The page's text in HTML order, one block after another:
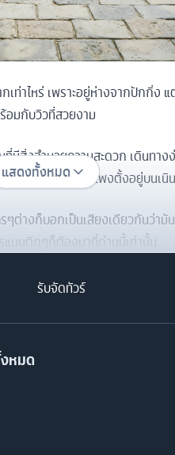
าไหร่ เพราะอยู่ห่างจากปักกิ่ง
อมกับวิวที่สวยงาม
สิ่งอำนวยความสะดวก เดินทาง
ไหนๆ เพราะกำแพงตั้งอยู่บนเนิ
ต่างก็บอกเป็นเสียงเดียวกันว่า
แมนติกๆก็ต้องมาที่ด่านนี้เท่านั้น
แสดงทั้งหมด
รับจัดทัวร์
หมด